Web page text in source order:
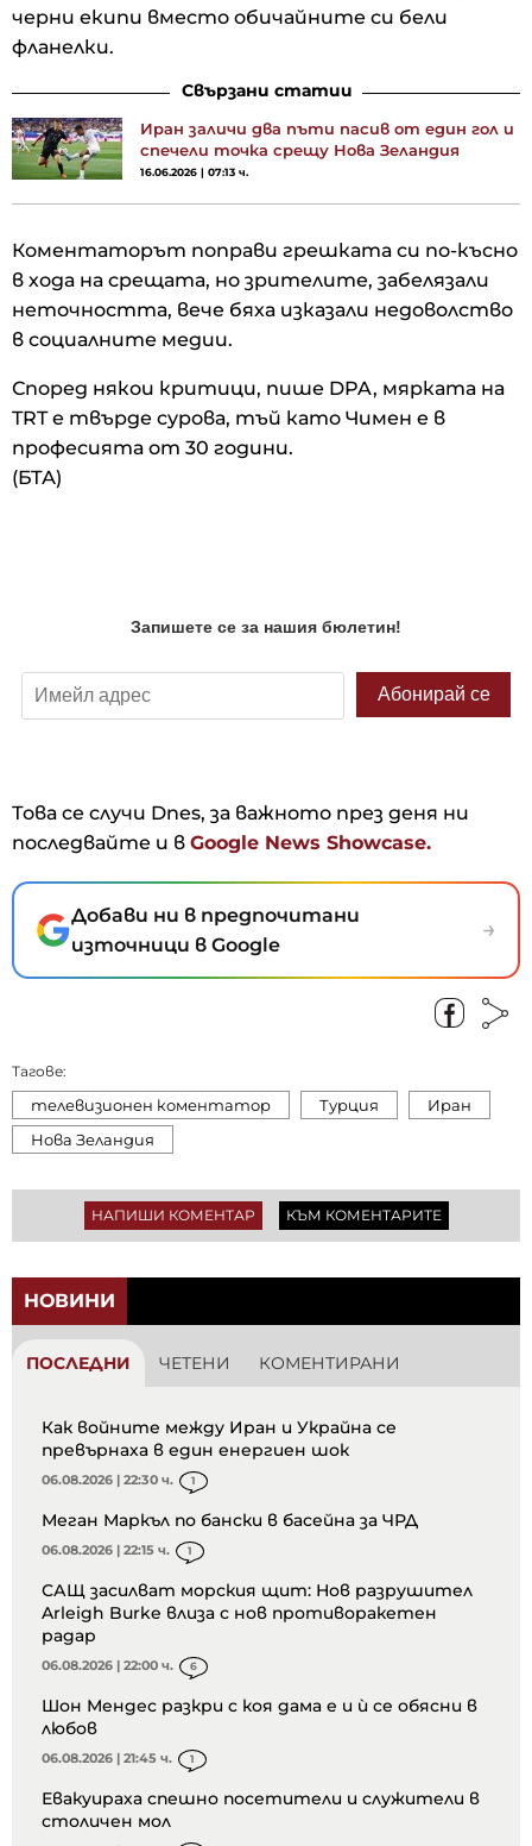
черни екипи вместо обичайните си бели
фланелки.
Свързани статии
Иран заличи два пъти пасив от един гол и
спечели точка срещу Нова Зеландия
16.06.2026 | 07:13 ч.
Коментаторът поправи грешката си по-късно
в хода на срещата, но зрителите, забелязали
неточността, вече бяха изказали недоволство
в социалните медии.
Според някои критици, пише DPA, мярката на
TRT е твърде сурова, тъй като Чимен е в
професията от 30 години.
(БТА)
Това се случи Dnes, за важното през деня ни
последвайте и в Google News Showcase.
Добави ни в предпочитани
източници в Google
→
Тагове:
телевизионен коментатор Турция
Иран
Нова Зеландия
НАПИШИ КОМЕНТАР КЪМ КОМЕНТАРИТЕ
НОВИНИ
ПОСЛЕДНИ ЧЕТЕНИ КОМЕНТИРАНИ
Как войните между Иран и Украйна се
превърнаха в един енергиен шок
06.08.2026 | 22:30 ч. 1
Меган Маркъл по бански в басейна за ЧРД
06.08.2026 | 22:15 ч. 1
САЩ засилват морския щит: Нов разрушител
Arleigh Burke влиза с нов противоракетен
радар
06.08.2026 | 22:00 ч. 6
Шон Мендес разкри с коя дама е и ѝ се обясни в
любов
06.08.2026 | 21:45 ч. 1
Евакуираха спешно посетители и служители в
столичен мол